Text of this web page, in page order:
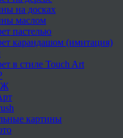
на досках
маслом
пастелью
карандашом (имитация)
в стиле Touch Art
картины